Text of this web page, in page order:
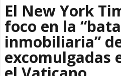
El New York
foco en la
inmobiliaria”
excomulgadas